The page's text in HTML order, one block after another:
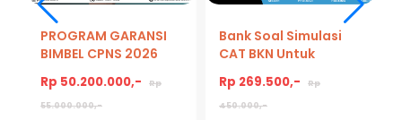
PROGRAM GARANSI
BIMBEL CPNS 2026
Rp 50.200.000,-
Rp
55.000.000,-
Bank Soal Simulasi
CAT BKN Untuk
PPPK 2026/2027
Rp 269.500,-
Rp
450.000,-